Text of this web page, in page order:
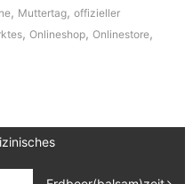
, Muttertag, offizieller
, Onlineshop, Onlinestore,